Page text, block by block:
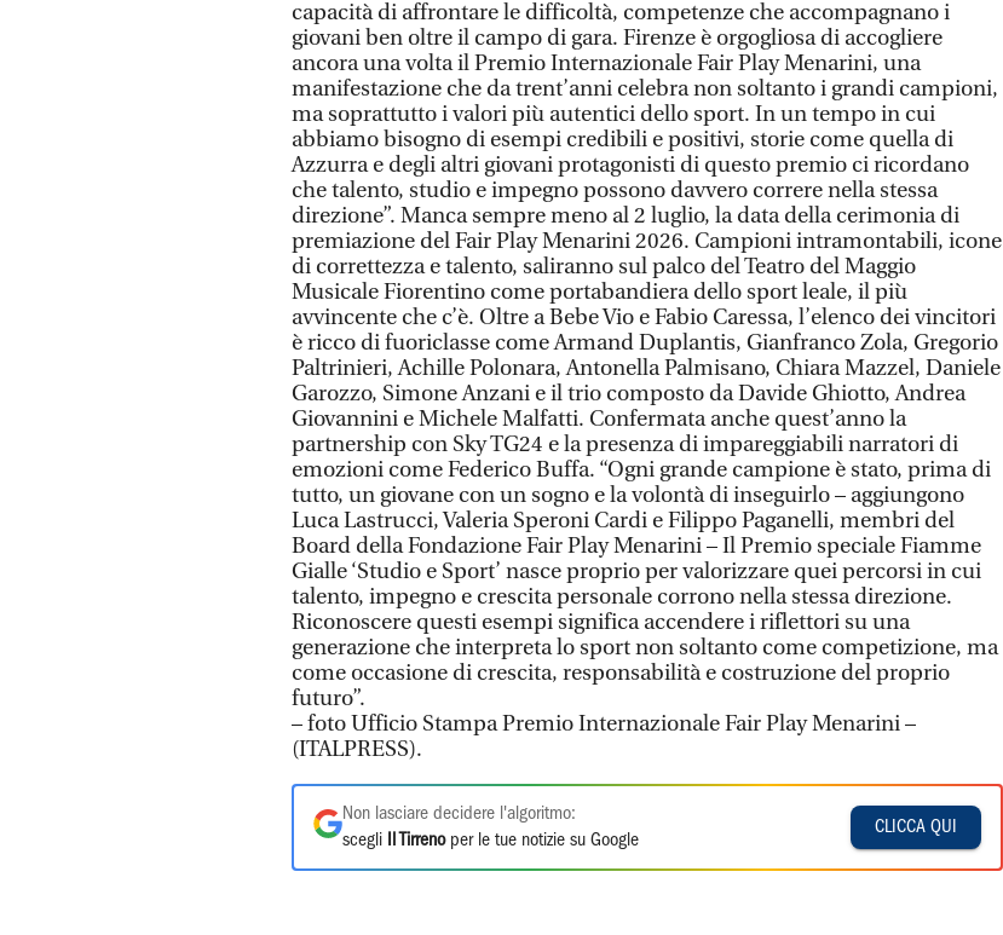
capacità di affrontare le difficoltà, competenze che accompagnano i
giovani ben oltre il campo di gara. Firenze è orgogliosa di accogliere
ancora una volta il Premio Internazionale Fair Play Menarini, una
manifestazione che da trent’anni celebra non soltanto i grandi campioni,
ma soprattutto i valori più autentici dello sport. In un tempo in cui
abbiamo bisogno di esempi credibili e positivi, storie come quella di
Azzurra e degli altri giovani protagonisti di questo premio ci ricordano
che talento, studio e impegno possono davvero correre nella stessa
direzione”. Manca sempre meno al 2 luglio, la data della cerimonia di
premiazione del Fair Play Menarini 2026. Campioni intramontabili, icone
di correttezza e talento, saliranno sul palco del Teatro del Maggio
Musicale Fiorentino come portabandiera dello sport leale, il più
avvincente che c’è. Oltre a Bebe Vio e Fabio Caressa, l’elenco dei vincitori
è ricco di fuoriclasse come Armand Duplantis, Gianfranco Zola, Gregorio
Paltrinieri, Achille Polonara, Antonella Palmisano, Chiara Mazzel, Daniele
Garozzo, Simone Anzani e il trio composto da Davide Ghiotto, Andrea
Giovannini e Michele Malfatti. Confermata anche quest’anno la
partnership con Sky TG24 e la presenza di impareggiabili narratori di
emozioni come Federico Buffa. “Ogni grande campione è stato, prima di
tutto, un giovane con un sogno e la volontà di inseguirlo – aggiungono
Luca Lastrucci, Valeria Speroni Cardi e Filippo Paganelli, membri del
Board della Fondazione Fair Play Menarini – Il Premio speciale Fiamme
Gialle ‘Studio e Sport’ nasce proprio per valorizzare quei percorsi in cui
talento, impegno e crescita personale corrono nella stessa direzione.
Riconoscere questi esempi significa accendere i riflettori su una
generazione che interpreta lo sport non soltanto come competizione, ma
come occasione di crescita, responsabilità e costruzione del proprio
futuro”.
– foto Ufficio Stampa Premio Internazionale Fair Play Menarini –
(ITALPRESS).
Non lasciare decidere l'algoritmo:
scegli
Il Tirrenoper le tue notizie su Google
CLICCA QUI